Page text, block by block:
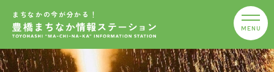
まちなかの今が分かる！